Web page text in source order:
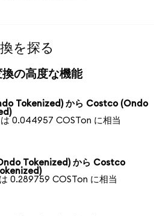
を探る
の高度な機能
Tokenized) から Costco (Ondo
は 0.044957 COSTon に相当
Tokenized) から Costco
0.289759 COSTon に相当